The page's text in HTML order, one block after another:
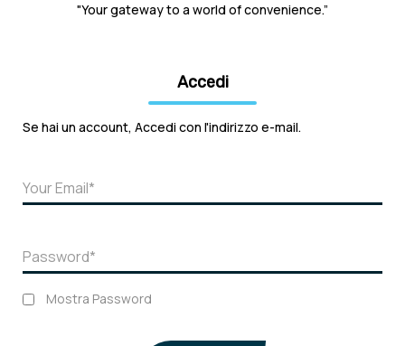
"Your gateway to a world of convenience.”
Accedi
Se hai un account, Accedi con l'indirizzo e-mail.
Mostra Password